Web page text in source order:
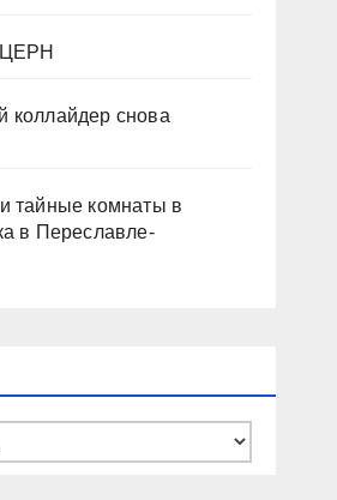
ЦЕРН
коллайдер снова
тайные комнаты в
в Переславле-